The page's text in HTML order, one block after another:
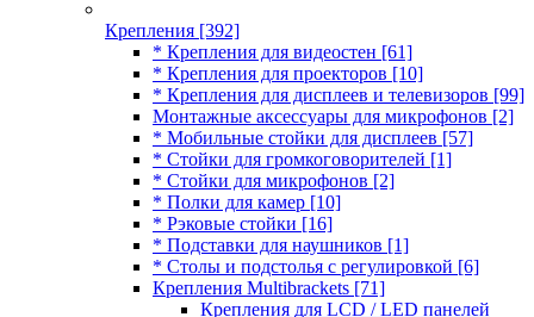
Крепления [392]
* Крепления для видеостен [61]
* Крепления для проекторов [10]
* Крепления для дисплеев и телевизоров [99]
Монтажные аксессуары для микрофонов [2]
* Мобильные стойки для дисплеев [57]
* Стойки для громкоговорителей [1]
* Стойки для микрофонов [2]
* Полки для камер [10]
* Рэковые стойки [16]
* Подставки для наушников [1]
* Столы и подстолья с регулировкой [6]
Крепления Multibrackets [71]
Крепления для LCD / LED панелей